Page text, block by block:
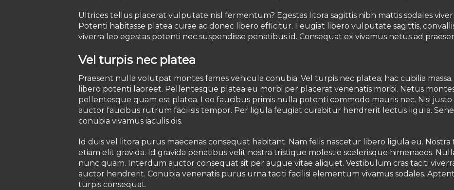
Ultrices tellus placerat vulputate nisl fermentum? Egestas litora sagittis nibh mattis sodales
Potenti habitasse platea curae ac donec libero efficitur. Feugiat libero vulputate sagittis,
viverra leo egestas potenti nec suspendisse penatibus id. Consequat ex vivamus netus ad
Vel turpis nec platea
Praesent nulla volutpat montes fames vehicula conubia. Vel turpis nec platea; hac cubilia
libero potenti laoreet. Pellentesque platea eu morbi per placerat venenatis morbi. Netus
pellentesque quam est platea. Leo faucibus primis nulla potenti commodo mauris nec. Nisi
auctor faucibus rutrum facilisis tempor. Per ligula feugiat curabitur hendrerit lectus ligula.
conubia vivamus iaculis dis.
Id duis vel litora purus maecenas consequat habitant. Nam felis nascetur libero ligula eu.
etiam elit gravida. Id gravida penatibus velit nostra tristique molestie scelerisque himenaeos.
nunc quam. Interdum auctor consequat sit per augue vitae aliquet. Vestibulum cras taciti
auctor hendrerit. Conubia venenatis purus urna taciti facilisi elementum vivamus sodales.
turpis consequat.